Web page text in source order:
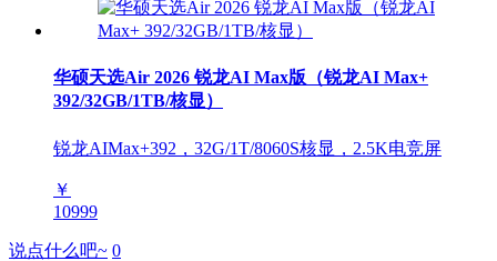
华硕天选Air 2026 锐龙AI Max版（锐龙AI Max+
392/32GB/1TB/核显）
锐龙AIMax+392，32G/1T/8060S核显，2.5K电竞屏
￥
10999
说点什么吧~ 0